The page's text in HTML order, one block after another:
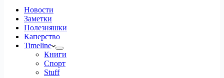
Новости
Заметки
Полезняшки
Каперство
Timeline
Книги
Спорт
Stuff